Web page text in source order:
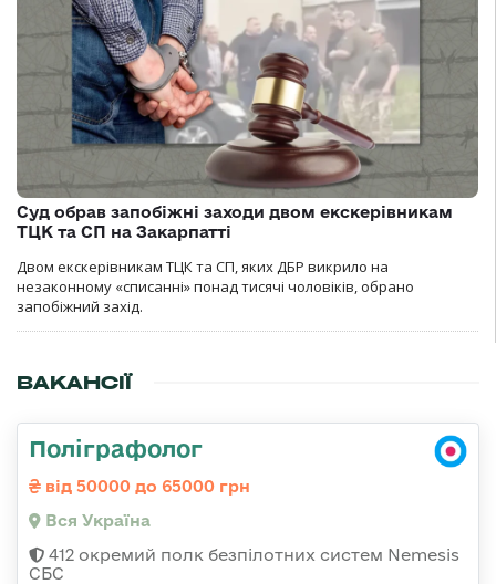
Суд обрав запобіжні заходи двом екскерівникам
ТЦК та СП на Закарпатті
Двом екскерівникам ТЦК та СП, яких ДБР викрило на
незаконному «списанні» понад тисячі чоловіків, обрано
запобіжний захід.
ВАКАНСІЇ
Поліграфолог
від 50000 до 65000 грн
Вся Україна
412 окремий полк безпілотних систем Nemesis
СБС